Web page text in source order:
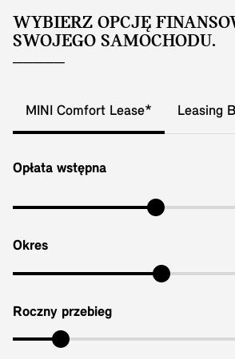
WYBIERZ OPCJĘ
SWOJEGO SAMOCHODU.
MINI Comfort Lease* Leasing
Opłata wstępna
Okres
Roczny przebieg